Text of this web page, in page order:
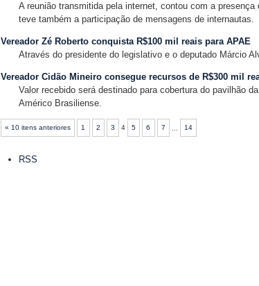
A reunião transmitida pela internet, contou com a
teve também a participação de mensagens de internautas.
Vereador Zé Roberto conquista R$100 mil reais para APAE
Através do presidente do legislativo e o deputado Márcio
Vereador Cidão Mineiro consegue recursos de R$300 mil
Valor recebido será destinado para cobertura do pavilhão
Américo Brasiliense.
« 10 itens anteriores 1 2 3 4 5 6 7 14
do
RSS